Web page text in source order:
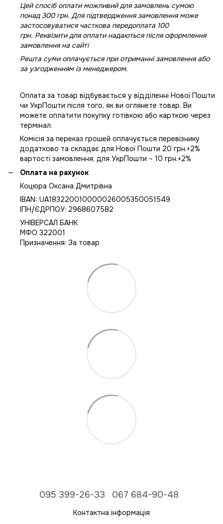
Цей спосіб оплати можливий для замовлень сумою
понад 300 грн. Для підтвердження замовлення може
застосовуватися часткова передоплата 100
грн. Реквізити для оплати надаються після оформлення
замовлення на сайті
Решта суми оплачується при отриманні замовлення або
за узгодженням із менеджером.
Оплата за товар відбувається у відділенні Нової Пошти
чи УкрПошти після того, як ви оглянете товар. Ви
можете оплатити покупку готівкою або карткою через
термінал.
Комісія за переказ грошей оплачується перевізнику
додатково та складає для Нової Пошти 20 грн.+2%
вартості замовлення, для УкрПошти – 10 грн.+2%
Оплата на рахунок
Коцюра Оксана Дмитрівна
IBAN: UA183220010000026005350051549
IПН/ЄДРПОУ: 2968607582
УНІВЕРСАЛ БАНК
МФО 322001
Призначення: За товар
095 399-26-33 067 684-90-48
Контактна інформація